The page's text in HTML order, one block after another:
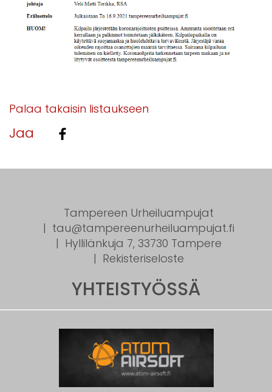
Palaa takaisin listaukseen
Jaa
Tampereen Urheiluampujat
tau@tampereenurheiluampujat.fi
Hyllilänkuja 7, 33730 Tampere
Rekisteriseloste
YHTEISTYÖSSÄ